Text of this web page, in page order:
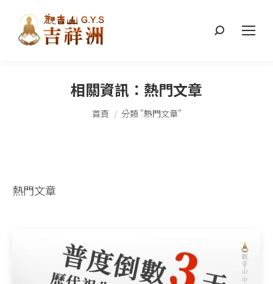
搜
相關資訊： 熱門文章
您在這裡：
首頁 分類 "熱門文章"
熱門文章